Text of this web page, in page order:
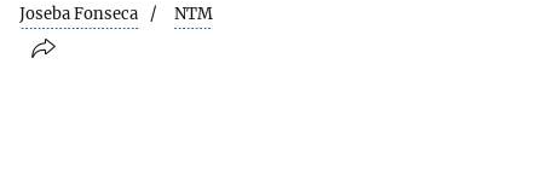
Joseba Fonseca NTM